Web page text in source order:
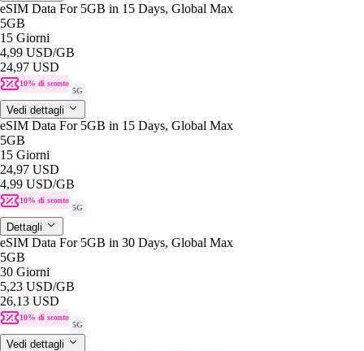
eSIM Data For 5GB in 15 Days, Global Max
5GB
15 Giorni
4,99 USD/GB
24,97 USD
10% di sconto
5G
Vedi dettagli
eSIM Data For 5GB in 15 Days, Global Max
5GB
15 Giorni
24,97 USD
4,99 USD/GB
10% di sconto
5G
Dettagli
eSIM Data For 5GB in 30 Days, Global Max
5GB
30 Giorni
5,23 USD/GB
26,13 USD
10% di sconto
5G
Vedi dettagli